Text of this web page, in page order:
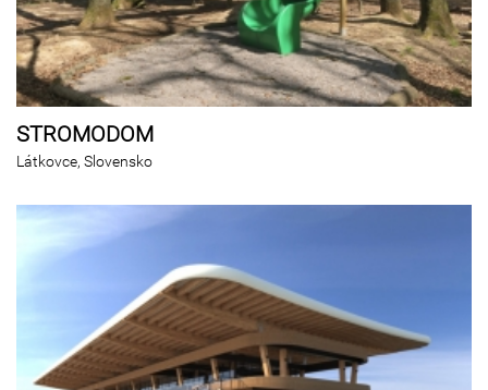
STROMODOM
Látkovce, Slovensko